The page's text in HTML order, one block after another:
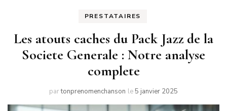
PRESTATAIRES
Les atouts caches du Pack Jazz de la
Societe Generale : Notre analyse
complete
partonprenomenchanson le5 janvier 2025